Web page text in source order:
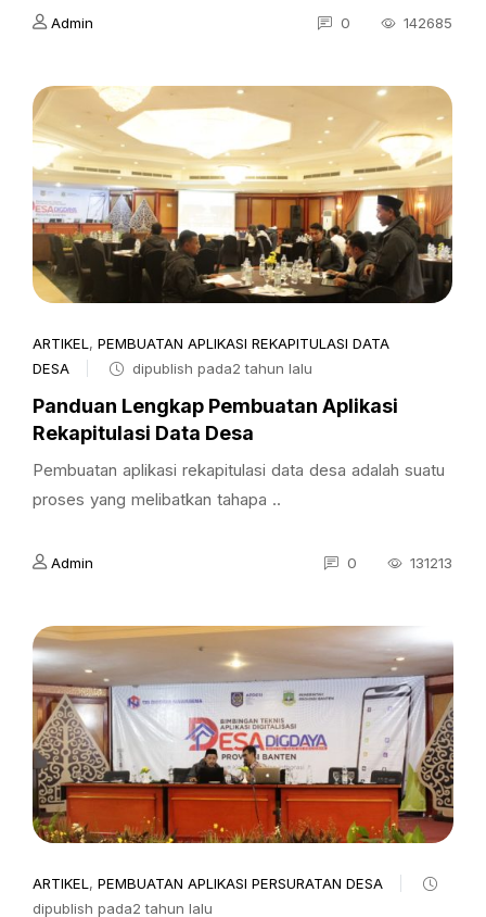
Admin 0 142685
ARTIKEL , PEMBUATAN APLIKASI REKAPITULASI DATA
DESA
dipublish pada2 tahun lalu
Panduan Lengkap Pembuatan Aplikasi
Rekapitulasi Data Desa
Pembuatan aplikasi rekapitulasi data desa adalah suatu
proses yang melibatkan tahapa ..
Admin 0 131213
ARTIKEL , PEMBUATAN APLIKASI PERSURATAN DESA
dipublish pada2 tahun lalu